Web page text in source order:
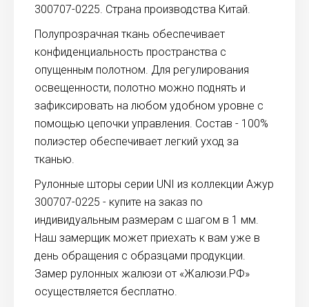
300707-0225. Страна производства Китай.
Полупрозрачная ткань обеспечивает
конфиденциальность пространства с
опущенным полотном. Для регулирования
освещенности, полотно можно поднять и
зафиксировать на любом удобном уровне с
помощью цепочки управления. Состав - 100%
полиэстер обеспечивает легкий уход за
тканью.
Рулонные шторы серии UNI из коллекции Ажур
300707-0225 - купите на заказ по
индивидуальным размерам с шагом в 1 мм.
Наш замерщик может приехать к вам уже в
день обращения с образцами продукции.
Замер рулонных жалюзи от «Жалюзи.РФ»
осуществляется бесплатно.